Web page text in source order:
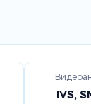
IVS,